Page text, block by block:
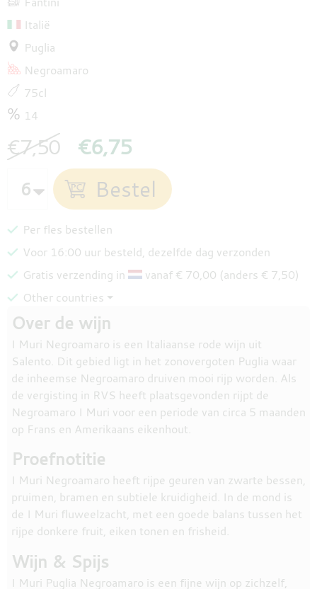
Italië
Puglia
Negroamaro
75cl
14
€7,50 €6,75
Per fles bestellen
Voor 16:00 uur besteld, dezelfde dag verzonden
Gratis verzending in
vanaf € 70,00 (anders € 7,50)
Other countries ⏷
Over de wijn
I Muri Negroamaro is een Italiaanse rode wijn uit
Salento. Dit gebied ligt in het zonovergoten Puglia waar
de inheemse Negroamaro druiven mooi rijp worden. Als
de vergisting in RVS heeft plaatsgevonden rijpt de
Negroamaro I Muri voor een periode van circa 5 maanden
op Frans en Amerikaans eikenhout.
Proefnotitie
I Muri Negroamaro heeft rijpe geuren van zwarte bessen,
pruimen, bramen en subtiele kruidigheid. In de mond is
de I Muri fluweelzacht, met een goede balans tussen het
rijpe donkere fruit, eiken tonen en frisheid.
Wijn & Spijs
I Muri Puglia Negroamaro is een fijne wijn op zichzelf,